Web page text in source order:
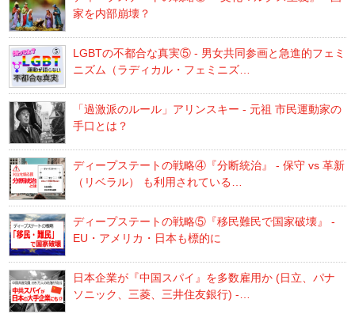
家を内部崩壊？
LGBTの不都合な真実⑤ - 男女共同参画と急進的フェミ
ニズム（ラディカル・フェミニズ…
「過激派のルール」アリンスキー - 元祖 市民運動家の
手口とは？
ディープステートの戦略④『分断統治』 - 保守 vs 革新
（リベラル） も利用されている…
ディープステートの戦略⑤『移民難民で国家破壊』 -
EU・アメリカ・日本も標的に
日本企業が『中国スパイ』を多数雇用か (日立、パナ
ソニック、三菱、三井住友銀行) -…